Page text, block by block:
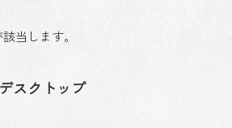
当します。
スクトップ